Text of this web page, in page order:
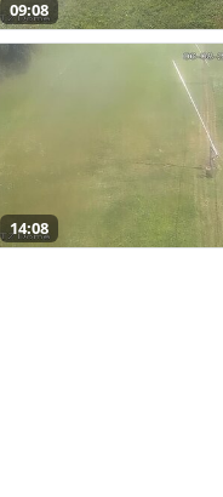
09:08
14:08